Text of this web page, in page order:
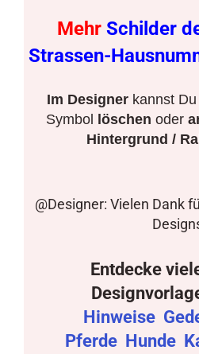
Mehr Schilder
Strassen-
Im Designerkannst Du
Symbol
löschen oder
Hintergrund /
@Designer: Vielen Dank
Entdecke
Hinweise
Pferde Hunde